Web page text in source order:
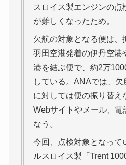
スロイス製エンジンの点
が難しくなったため。
欠航の対象となる便は、
羽田空港発着の伊丹空港
港を結ぶ便で、約2万
している。ANAでは、
に対しては便の振り替え
Webサイトやメール、電
なう。
今回、点検対象となって
ルスロイス製「Trent